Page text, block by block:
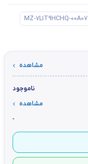
MZ‑7L1T9HCHQ‑00A07
مشاهده
ناموجود
مشاهده
-